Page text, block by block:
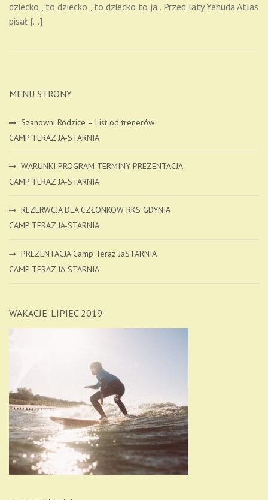
dziecko , to dziecko , to dziecko to ja . Przed laty Yehuda Atlas
pisał […]
MENU STRONY
Szanowni Rodzice – List od trenerów
CAMP TERAZ JA-STARNIA
WARUNKI PROGRAM TERMINY PREZENTACJA
CAMP TERAZ JA-STARNIA
REZERWCJA DLA CZŁONKÓW RKS GDYNIA
CAMP TERAZ JA-STARNIA
PREZENTACJA Camp Teraz JaSTARNIA
CAMP TERAZ JA-STARNIA
WAKACJE-LIPIEC 2019